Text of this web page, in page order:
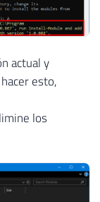
actual y
esto,
los